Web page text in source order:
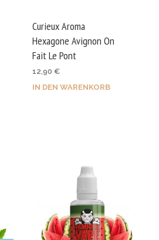
Curieux Aroma
Hexagone Avignon On
Fait Le Pont
12,90 €
IN DEN WARENKORB